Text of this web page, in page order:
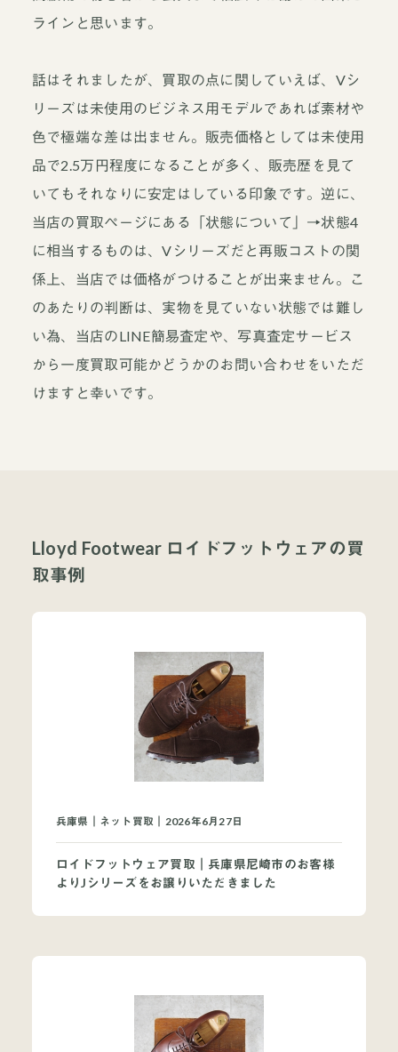
ラインと思います。
話はそれましたが、買取の点に関していえば、Vシ
リーズは未使用のビジネス用モデルであれば素材や
色で極端な差は出ません。販売価格としては未使用
品で2.5万円程度になることが多く、販売歴を見て
いてもそれなりに安定はしている印象です。逆に、
当店の買取ページにある「状態について」→状態4
に相当するものは、Vシリーズだと再販コストの関
係上、当店では価格がつけることが出来ません。こ
のあたりの判断は、実物を見ていない状態では難し
い為、当店のLINE簡易査定や、写真査定サービス
から一度買取可能かどうかのお問い合わせをいただ
けますと幸いです。
Lloyd Footwear ロイドフットウェアの買
取事例
兵庫県｜ネット買取｜2026年6月27日
ロイドフットウェア買取｜兵庫県尼崎市のお客様
よりJシリーズをお譲りいただきました